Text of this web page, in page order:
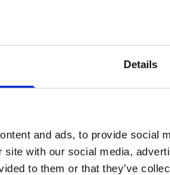
Details
and ads, to provide social
site with our social media,
to them or that they’ve